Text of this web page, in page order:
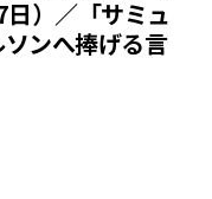
）／「サミュ
ンへ捧げる言